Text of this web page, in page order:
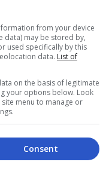
di prestito
di prestito, inclusi
verrà pagato nel
portare a una
in modo chiaro e ben
più vantaggiosa.
from your device
data) may be stored by,
used specifically by this
data. List of
on the basis of legitimate
your options below. Look
menu to manage or
Consent